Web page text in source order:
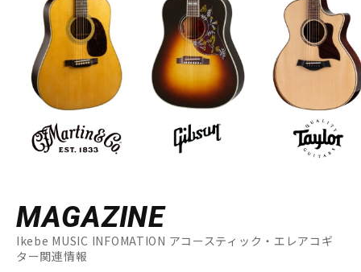
MAGAZINE
Ikebe MUSIC INFOMATION アコースティック・エレアコギ
ター関連情報